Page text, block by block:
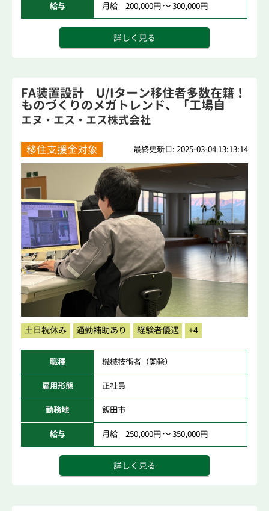
給与 月給 200,000円 ～ 300,000円
詳しく見る
FA装置設計 U/Iターン移住者多数在籍！
ものづくりのメガトレンド、「工場自
動...
エヌ・エス・エス株式会社
移住支援金対象 最終更新日: 2025-03-04 13:13:14
土日祝休み 通勤補助あり 経験者優遇 +4
職種 機械技術者（開発）
雇用形態 正社員
勤務地 飯田市
給与 月給 250,000円 ～ 350,000円
詳しく見る